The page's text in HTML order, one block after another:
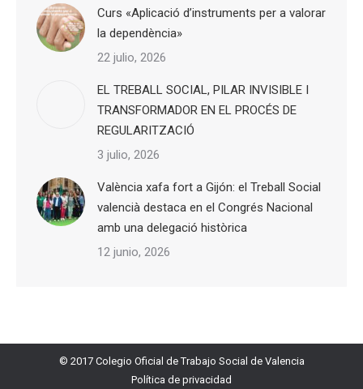
Curs «Aplicació d’instruments per a valorar
la dependència»
22 julio, 2026
EL TREBALL SOCIAL, PILAR INVISIBLE I
TRANSFORMADOR EN EL PROCÉS DE
REGULARITZACIÓ
3 julio, 2026
València xafa fort a Gijón: el Treball Social
valencià destaca en el Congrés Nacional
amb una delegació històrica
12 junio, 2026
© 2017 Colegio Oficial de Trabajo Social de Valencia
Política de privacidad